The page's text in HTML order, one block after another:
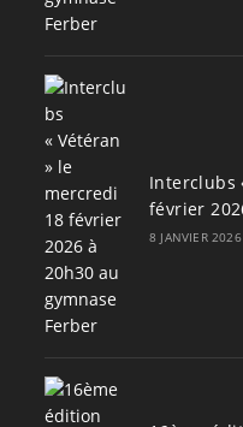
Interclubs
février
8 JANVIER 2026